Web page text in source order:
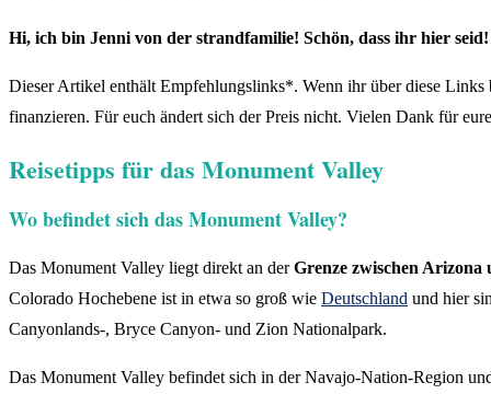
Hi, ich bin Jenni von der strandfamilie! Schön, dass ihr hier
Dieser Artikel enthält Empfehlungslinks*. Wenn ihr über diese
finanzieren. Für euch ändert sich der Preis nicht. Vielen Dank für
Reisetipps für das Monument Valley
Wo befindet sich das Monument Valley?
Das Monument Valley liegt direkt an derGrenze zwischen Arizona
Colorado Hochebene ist in etwa so groß wie Deutschland und hier
Canyonlands-, Bryce Canyon- und Zion Nationalpark.
Das Monument Valley befindet sich in der Navajo-Nation-Region